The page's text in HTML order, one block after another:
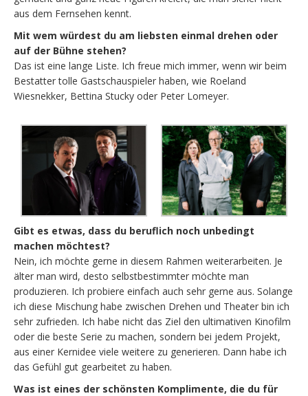
aus dem Fernsehen kennt.
Mit wem würdest du am liebsten einmal drehen oder
auf der Bühne stehen?
Das ist eine lange Liste. Ich freue mich immer, wenn wir beim
Bestatter tolle Gastschauspieler haben, wie Roeland
Wiesnekker, Bettina Stucky oder Peter Lomeyer.
Gibt es etwas, dass du beruflich noch unbedingt
machen möchtest?
Nein, ich möchte gerne in diesem Rahmen weiterarbeiten. Je
älter man wird, desto selbstbestimmter möchte man
produzieren. Ich probiere einfach auch sehr gerne aus. Solange
ich diese Mischung habe zwischen Drehen und Theater bin ich
sehr zufrieden. Ich habe nicht das Ziel den ultimativen Kinofilm
oder die beste Serie zu machen, sondern bei jedem Projekt,
aus einer Kernidee viele weitere zu generieren. Dann habe ich
das Gefühl gut gearbeitet zu haben.
Was ist eines der schönsten Komplimente, die du für